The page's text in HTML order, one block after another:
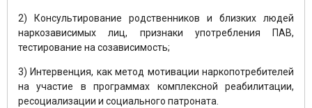
2) Консультирование родственников и близких людей
наркозависимых лиц, признаки употребления ПАВ,
тестирование на созависимость;
3) Интервенция, как метод мотивации наркопотребителей
на участие в программах комплексной реабилитации,
ресоциализации и социального патроната.